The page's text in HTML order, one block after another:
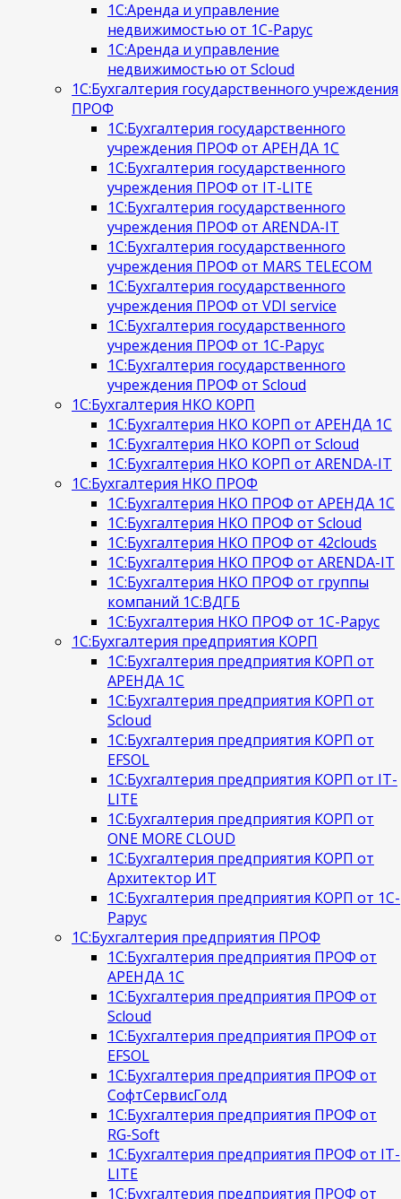
1С:Аренда и управление
недвижимостью от 1С-Рарус
1С:Аренда и управление
недвижимостью от Scloud
1С:Бухгалтерия государственного учреждения
ПРОФ
1С:Бухгалтерия государственного
учреждения ПРОФ от АРЕНДА 1С
1С:Бухгалтерия государственного
учреждения ПРОФ от IT-LITE
1С:Бухгалтерия государственного
учреждения ПРОФ от ARENDA-IT
1С:Бухгалтерия государственного
учреждения ПРОФ от MARS TELECOM
1С:Бухгалтерия государственного
учреждения ПРОФ от VDI service
1С:Бухгалтерия государственного
учреждения ПРОФ от 1С-Рарус
1С:Бухгалтерия государственного
учреждения ПРОФ от Scloud
1С:Бухгалтерия НКО КОРП
1С:Бухгалтерия НКО КОРП от АРЕНДА 1С
1С:Бухгалтерия НКО КОРП от Scloud
1С:Бухгалтерия НКО КОРП от ARENDA-IT
1С:Бухгалтерия НКО ПРОФ
1С:Бухгалтерия НКО ПРОФ от АРЕНДА 1С
1С:Бухгалтерия НКО ПРОФ от Scloud
1С:Бухгалтерия НКО ПРОФ от 42clouds
1С:Бухгалтерия НКО ПРОФ от ARENDA-IT
1С:Бухгалтерия НКО ПРОФ от группы
компаний 1С:ВДГБ
1С:Бухгалтерия НКО ПРОФ от 1С-Рарус
1С:Бухгалтерия предприятия КОРП
1С:Бухгалтерия предприятия КОРП от
АРЕНДА 1С
1С:Бухгалтерия предприятия КОРП от
Scloud
1С:Бухгалтерия предприятия КОРП от
EFSOL
1С:Бухгалтерия предприятия КОРП от IT-
LITE
1С:Бухгалтерия предприятия КОРП от
ONE MORE CLOUD
1С:Бухгалтерия предприятия КОРП от
Архитектор ИТ
1С:Бухгалтерия предприятия КОРП от 1С-
Рарус
1С:Бухгалтерия предприятия ПРОФ
1С:Бухгалтерия предприятия ПРОФ от
АРЕНДА 1С
1С:Бухгалтерия предприятия ПРОФ от
Scloud
1С:Бухгалтерия предприятия ПРОФ от
EFSOL
1С:Бухгалтерия предприятия ПРОФ от
СофтСервисГолд
1С:Бухгалтерия предприятия ПРОФ от
RG-Soft
1С:Бухгалтерия предприятия ПРОФ от IT-
LITE
1С:Бухгалтерия предприятия ПРОФ от